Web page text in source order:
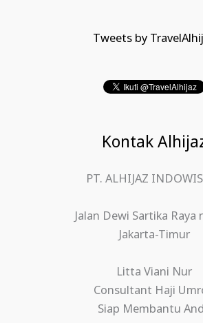
Tweets by
Kontak
PT. ALHIJAZ
Jalan Dewi Sartika Raya
Jakarta-Timur
Litta Viani Nur
Consultant Haji
Siap Membantu